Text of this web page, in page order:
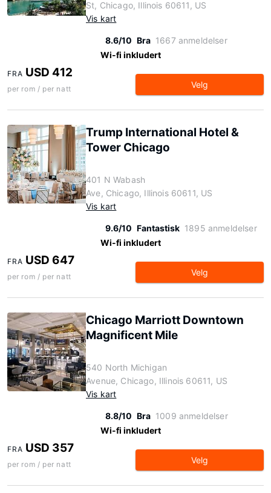
St, Chicago, Illinois 60611, US
Vis kart
8.6/10 Bra 1667 anmeldelser
Wi-fi inkludert
FRA USD 412
per rom / per natt Velg
Trump International Hotel &
Tower Chicago
401 N Wabash
Ave, Chicago, Illinois 60611, US
Vis kart
9.6/10 Fantastisk 1895 anmeldelser
Wi-fi inkludert
FRA USD 647
per rom / per natt Velg
Chicago Marriott Downtown
Magnificent Mile
540 North Michigan
Avenue, Chicago, Illinois 60611, US
Vis kart
8.8/10 Bra 1009 anmeldelser
Wi-fi inkludert
FRA USD 357
per rom / per natt Velg